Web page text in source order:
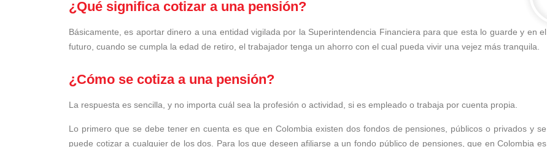
¿Qué significa cotizar a una pensión?
Básicamente, es aportar dinero a una entidad vigilada por la Superintendencia Financiera para que esta lo guarde y en el
futuro, cuando se cumpla la edad de retiro, el trabajador tenga un ahorro con el cual pueda vivir una vejez más tranquila.
¿Cómo se cotiza a una pensión?
La respuesta es sencilla, y no importa cuál sea la profesión o actividad, si es empleado o trabaja por cuenta propia.
Lo primero que se debe tener en cuenta es que en Colombia existen dos fondos de pensiones, públicos o privados y se
puede cotizar a cualquier de los dos. Para los que deseen afiliarse a un fondo público de pensiones, que en Colombia es